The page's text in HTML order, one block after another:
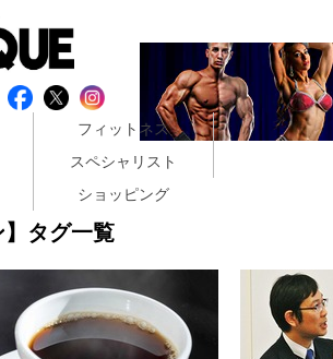
フィットネス
スペシャリスト
ショッピング
】タグ一覧